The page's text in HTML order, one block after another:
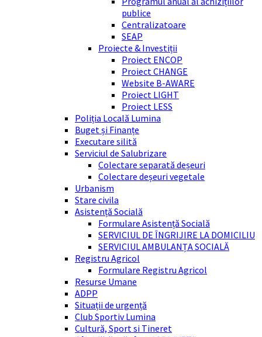
publice
Centralizatoare
SEAP
Proiecte & Investiții
Proiect ENCOP
Proiect CHANGE
Website B-AWARE
Proiect LIGHT
Proiect LESS
Poliția Locală Lumina
Buget și Finanțe
Executare silită
Serviciul de Salubrizare
Colectare separată deșeuri
Colectare deșeuri vegetale
Urbanism
Stare civila
Asistență Socială
Formulare Asistență Socială
SERVICIUL DE ÎNGRIJIRE LA DOMICILIU
SERVICIUL AMBULANȚA SOCIALĂ
Registru Agricol
Formulare Registru Agricol
Resurse Umane
ADPP
Situații de urgență
Club Sportiv Lumina
Cultură, Sport si Tineret